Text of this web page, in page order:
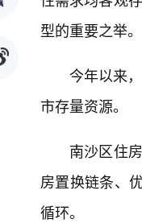
型的重要之举。
今年以来
市存量资源。
南沙区住
房置换链条、
循环。